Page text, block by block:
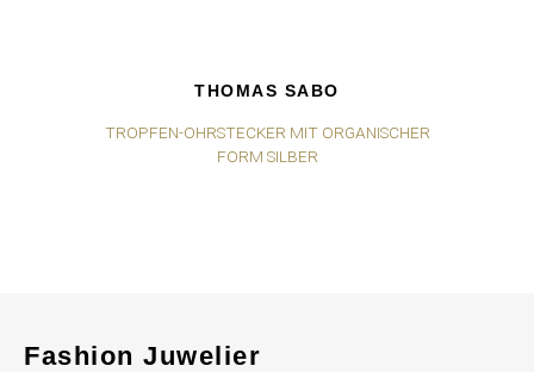
THOMAS SABO
TROPFEN-OHRSTECKER MIT ORGANISCHER
FORM SILBER
Fashion Juwelier